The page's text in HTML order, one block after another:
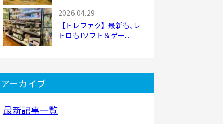
2026.04.29
【トレファク】最新も､レ
トロも!ソフト＆ゲー...
アーカイブ
最新記事一覧